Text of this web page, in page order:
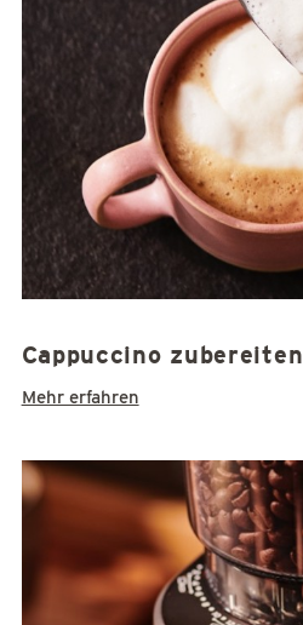
Cappuccino zubereiten
Mehr erfahren